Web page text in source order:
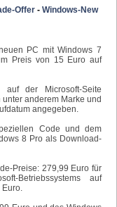
Offer - Windows-New
PC mit Windows 7
Preis von 15 Euro auf
der Microsoft-Seite
anderem Marke und
angegeben.
Code und dem
8 Pro als Download-
Preise: 279,99 Euro für
Betriebssystems auf